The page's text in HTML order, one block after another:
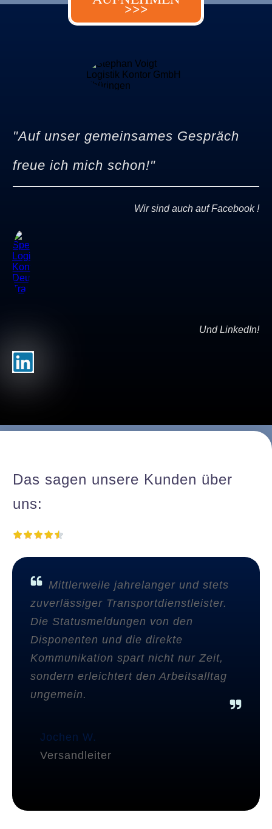
>>>
"Auf unser gemeinsames Gespräch
freue ich mich schon!"
Wir sind auch auf Facebook !
Und LinkedIn!
Das sagen unsere Kunden über
uns:
Mittlerweile jahrelanger und stets
zuverlässiger Transportdienstleister.
Die Statusmeldungen von den
Disponenten und die direkte
Kommunikation spart nicht nur Zeit,
sondern erleichtert den Arbeitsalltag
ungemein.
Jochen W.
Versandleiter